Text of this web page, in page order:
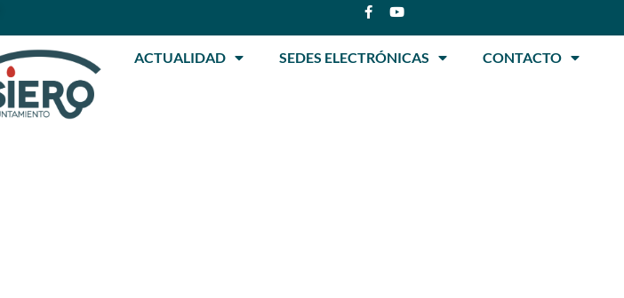
ACTUALIDAD SEDES ELECTRÓNICAS CONTACTO